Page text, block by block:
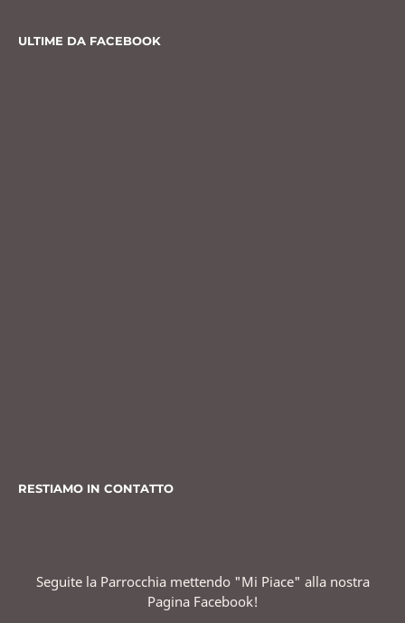
ULTIME DA FACEBOOK
RESTIAMO IN CONTATTO
Seguite la Parrocchia mettendo "Mi Piace" alla nostra
Pagina Facebook!